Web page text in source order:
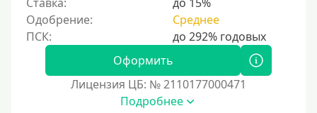
100 руб
200 руб
300 руб
Одобрение:
Среднее
Оформить
Лицензия ЦБ: № 2110177000471
Подробнее